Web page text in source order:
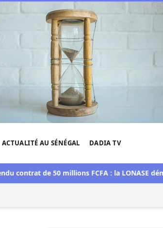
ACTUALITÉ AU SÉNÉGAL DADIA TV
de 50 millions FCFA : la LONASE dément